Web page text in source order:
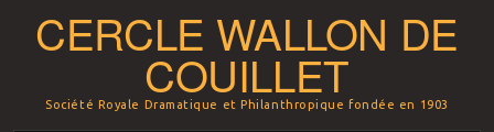
CERCLE WALLON DE
COUILLET
Société Royale Dramatique et Philanthropique fondée en 1903